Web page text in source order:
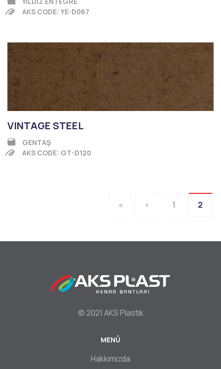
AKS CODE: YE-D067
VINTAGE STEEL
GENTAŞ
AKS CODE: GT-D120
İlk
«
Önceki
‹ Sayfa
1
Şu
2
© 2021 AKS Plastik
MENÜ
Hakkımızda